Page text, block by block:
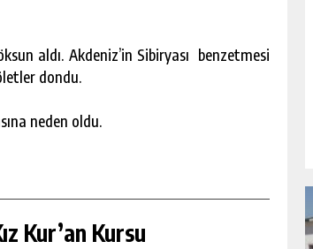
aldı. Akdeniz’in Sibiryası benzetmesi
dondu.
neden oldu.
Kur’an Kursu